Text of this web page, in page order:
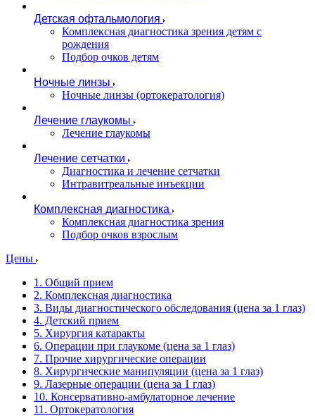
Детская офтальмология
Комплексная диагностика зрения детям c
рождения
Подбор очков детям
Ночные линзы
Ночные линзы (ортокератология)
Лечение глаукомы
Лечение глаукомы
Лечение сетчатки
Диагностика и лечение сетчатки
Интравитреальные инъекции
Комплексная диагностика
Комплексная диагностика зрения
Подбор очков взрослым
Цены
1. Общий прием
2. Комплексная диагностика
3. Виды диагностического обследования (цена за 1 глаз)
4. Детский прием
5. Хирургия катаракты
6. Операции при глаукоме (цена за 1 глаз)
7. Прочие хирургические операции
8. Хирургические манипуляции (цена за 1 глаз)
9. Лазерные операции (цена за 1 глаз)
10. Консервативно-амбулаторное лечение
11. Ортокератология